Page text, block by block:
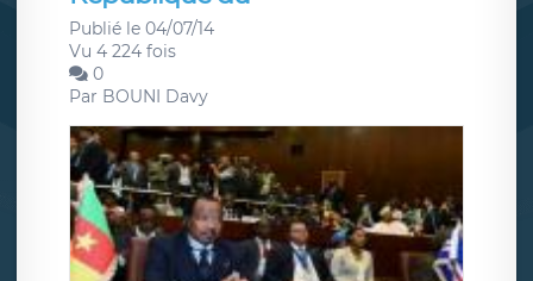
Publié le 04/07/14
Vu 4 224 fois
0
Par BOUNI Davy